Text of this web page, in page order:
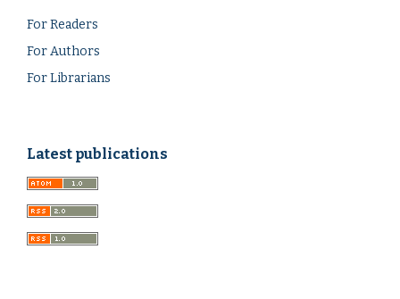
For Readers
For Authors
For Librarians
Latest publications